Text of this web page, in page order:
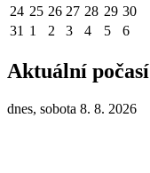
24 25 26 27 28 29 30
31 1 2 3 4 5 6
Aktuální počasí
dnes, sobota 8. 8. 2026